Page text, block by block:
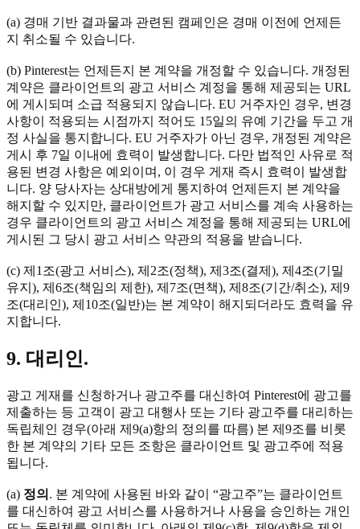
(a) 경매 기반 결과물과 관련된 캠페인은 경매 이전에 언제든
지 취소될 수 있습니다.
(b) Pinterest는 언제든지 본 계약을 개정할 수 있습니다. 개정된
계약은 클라이언트의 광고 서비스 계정을 통해 제공되는 URL
에 게시되며 소급 적용되지 않습니다. EU 거주자인 경우, 변경
사항이 적용되는 시점까지 적어도 15일의 유예 기간을 두고 개
정 사실을 통지합니다. EU 거주자가 아닌 경우, 개정된 계약은
게시 후 7일 이내에 효력이 발생합니다. 다만 법적인 사유로 적
용된 변경 사항은 예외이며, 이 경우 게재 즉시 효력이 발생합
니다. 양 당사자는 상대방에게 통지하여 언제든지 본 계약을
해지할 수 있지만, 클라이언트가 광고 서비스를 계속 사용하는
경우 클라이언트의 광고 서비스 계정을 통해 제공되는 URL에
게시된 그 당시 광고 서비스 약관의 적용을 받습니다.
(c) 제1조(광고 서비스), 제2조(정책), 제3조(결제), 제4조(기밀
유지), 제6조(책임의 제한), 제7조(면책), 제8조(기간/취소), 제9
조(대리인), 제10조(일반)는 본 계약이 해지되더라도 효력을 유
지합니다.
9. 대리인.
광고 게재를 신청하거나 광고주를 대신하여 Pinterest에 광고를
제출하는 등 고객이 광고 대행사 또는 기타 광고주를 대리하는
독립체인 경우(아래 제9(a)항의 정의를 따름) 본 제9조를 비롯
한 본 계약의 기타 모든 조항은 클라이언트 및 광고주에 적용
됩니다.
(a) 정의 . 본 계약에 사용된 바와 같이 “광고주”는 클라이언트
를 대신하여 광고 서비스를 사용하거나 사용을 승인하는 개인